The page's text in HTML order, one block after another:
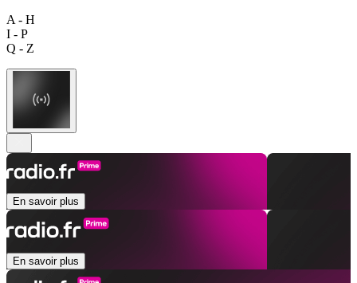
A - H
I - P
Q - Z
En savoir plus
En savoir plus